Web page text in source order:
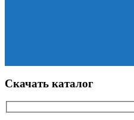
Скачать каталог